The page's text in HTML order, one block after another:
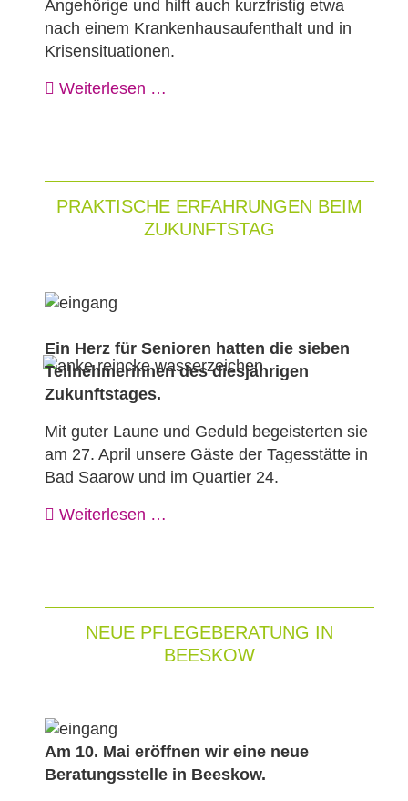
Angehörige und hilft auch kurzfristig etwa
nach einem Krankenhausaufenthalt und in
Krisensituationen.
Weiterlesen …
PRAKTISCHE ERFAHRUNGEN BEIM
ZUKUNFTSTAG
Ein Herz für Senioren hatten die sieben
Teilnehmerinnen des diesjährigen
Zukunftstages.
Mit guter Laune und Geduld begeisterten sie
am 27. April unsere Gäste der Tagesstätte in
Bad Saarow und im Quartier 24.
Weiterlesen …
NEUE PFLEGEBERATUNG IN
BEESKOW
Am 10. Mai eröffnen wir eine neue
Beratungsstelle in Beeskow.